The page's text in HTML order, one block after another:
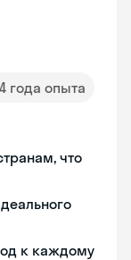
4 года опыта
что
к каждому